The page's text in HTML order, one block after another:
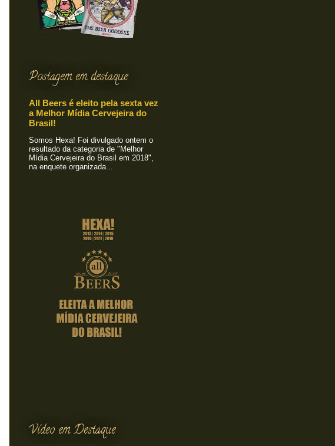
Postagem em destaque
All Beers é eleito pela sexta vez
a Melhor Mídia Cervejeira do
Brasil!
Somos Hexa! Foi divulgado ontem o
resultado da categoria de "Melhor
Mídia Cervejeira do Brasil em 2018",
na enquete organizada...
Vídeo em Destaque